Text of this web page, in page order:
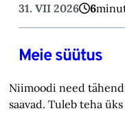
31. VII 2026 6
Meie süütus
Niimoodi need
saavad. Tuleb teha